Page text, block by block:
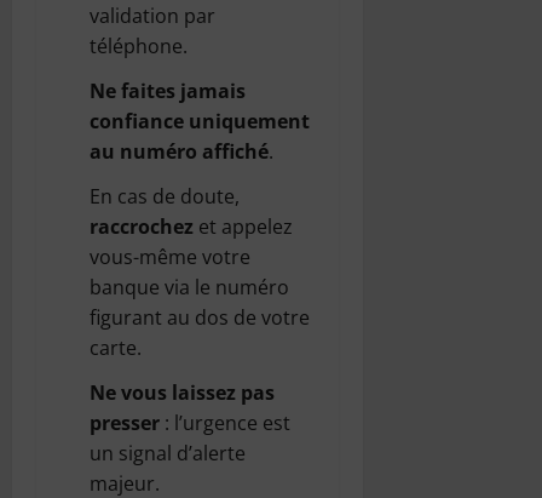
validation par
téléphone.
Ne faites jamais
confiance uniquement
au numéro affiché.
En cas de doute,
raccrochez et appelez
vous-même votre
banque via le numéro
figurant au dos de votre
carte.
Ne vous laissez pas
presser : l’urgence est
un signal d’alerte
majeur.